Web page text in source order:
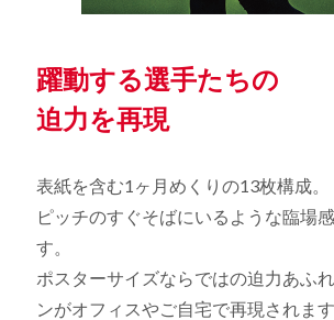
躍動する選手たちの
迫力を再現
表紙を含む1ヶ月めくりの13枚構成。
ピッチのすぐそばにいるような臨場
す。
ポスターサイズならではの迫力あふ
ンがオフィスやご自宅で再現されます